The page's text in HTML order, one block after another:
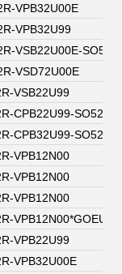
VPB32U00E
VPB32U99
VSB22U00E-SO52
VSD72U00E
VSB22U99
CPB22U99-SO52
CPB32U99-SO52
VPB12N00
VPB12N00
VPB12N00
VPB12N00*GOEU*
VPB22U99
VPB32U00E